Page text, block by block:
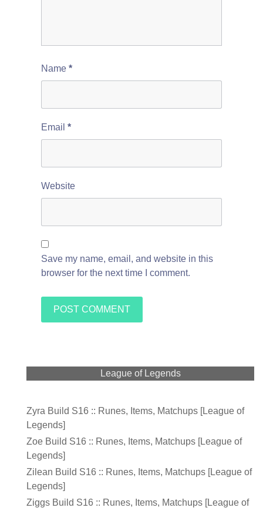
Name *
Email *
Website
Save my name, email, and website in this
browser for the next time I comment.
League of Legends
Zyra Build S16 :: Runes, Items, Matchups [League of
Legends]
Zoe Build S16 :: Runes, Items, Matchups [League of
Legends]
Zilean Build S16 :: Runes, Items, Matchups [League of
Legends]
Ziggs Build S16 :: Runes, Items, Matchups [League of